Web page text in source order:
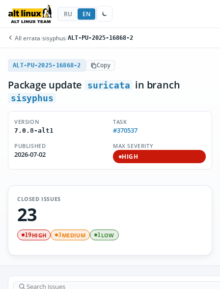
RU EN
All errata/sisyphus/ALT-PU-2025-16868-2
ALT-PU-2025-16868-2 Copy
Package update suricata in branch
sisyphus
VERSION
7.0.8-alt1
TASK
#370537
PUBLISHED
2026-07-02
MAX SEVERITY
HIGH
CLOSED ISSUES
23
19HIGH 3MEDIUM 1LOW